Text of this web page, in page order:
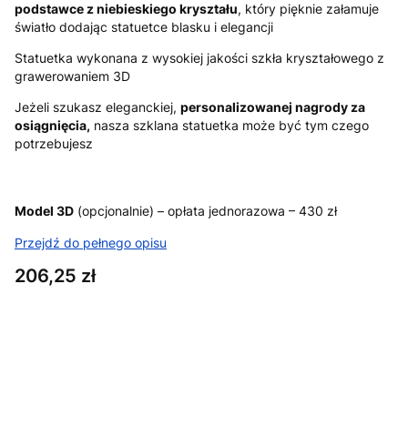
podstawce z niebieskiego kryształu, który pięknie załamuje
światło dodając statuetce blasku i elegancji
Statuetka wykonana z wysokiej jakości szkła kryształowego z
grawerowaniem 3D
Jeżeli szukasz eleganckiej, personalizowanej nagrody za
osiągnięcia, nasza szklana statuetka może być tym czego
potrzebujesz
Model 3D (opcjonalnie) – opłata jednorazowa – 430 zł
Przejdź do pełnego opisu
Cena
206,25 zł